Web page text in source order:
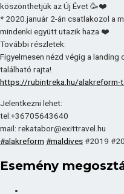
köszönthetjük az Új Évet 🥳❤️
* 2020.január 2-án csatlakozol a
mindenki együtt utazik haza ❤️
További részletek:
Figyelmesen nézd végig a landing
található rajta!
https://rubintreka.hu/alakreform-
Jelentkezni lehet:
tel:+36705643640
mail: rekatabor@exittravel.hu
#alakreform #maldives#2019
Esemény